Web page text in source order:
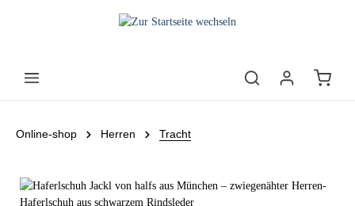
Online-shop Herren Tracht